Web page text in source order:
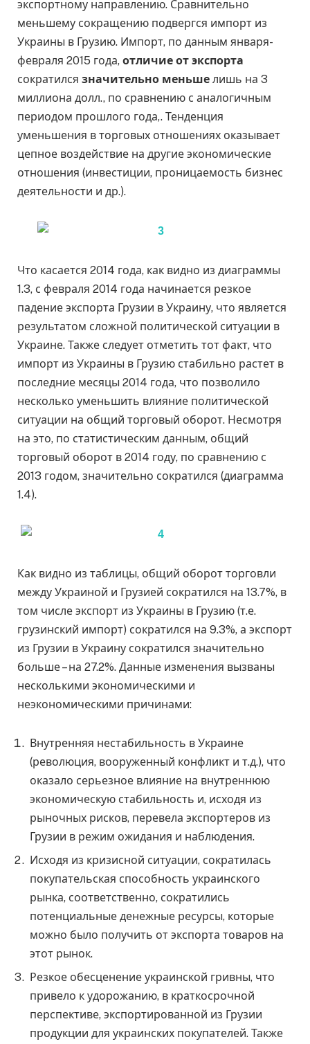
экспортному направлению. Сравнительно
меньшему сокращению подвергся импорт из
Украины в Грузию. Импорт, по данным января-
февраля 2015 года, отличие от экспорта
сократился значительно меньше лишь на 3
миллиона долл., по сравнению с аналогичным
периодом прошлого года,. Тенденция
уменьшения в торговых отношениях оказывает
цепное воздействие на другие экономические
отношения (инвестиции, проницаемость бизнес
деятельности и др.).
Что касается 2014 года, как видно из диаграммы
1.3, с февраля 2014 года начинается резкое
падение экспорта Грузии в Украину, что является
результатом сложной политической ситуации в
Украине. Также следует отметить тот факт, что
импорт из Украины в Грузию стабильно растет в
последние месяцы 2014 года, что позволило
несколько уменьшить влияние политической
ситуации на общий торговый оборот. Несмотря
на это, по статистическим данным, общий
торговый оборот в 2014 году, по сравнению с
2013 годом, значительно сократился (диаграмма
1.4).
Как видно из таблицы, общий оборот торговли
между Украиной и Грузией сократился на 13.7%, в
том числе экспорт из Украины в Грузию (т.е.
грузинский импорт) сократился на 9.3%, а экспорт
из Грузии в Украину сократился значительно
больше – на 27.2%. Данные изменения вызваны
несколькими экономическими и
неэкономическими причинами:
Внутренняя нестабильность в Украине
(революция, вооруженный конфликт и т.д.), что
оказало серьезное влияние на внутреннюю
экономическую стабильность и, исходя из
рыночных рисков, перевела экспортеров из
Грузии в режим ожидания и наблюдения.
Исходя из кризисной ситуации, сократилась
покупательская способность украинского
рынка, соответственно, сократились
потенциальные денежные ресурсы, которые
можно было получить от экспорта товаров на
этот рынок.
Резкое обесценение украинской гривны, что
привело к удорожанию, в краткосрочной
перспективе, экспортированной из Грузии
продукции для украинских покупателей. Также